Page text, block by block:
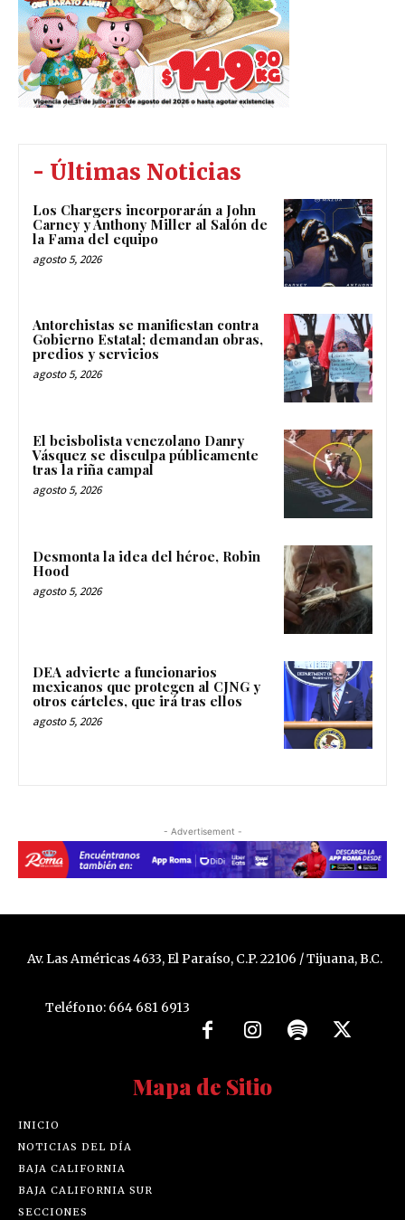
- Últimas Noticias
Los Chargers incorporarán a John
Carney y Anthony Miller al Salón de
la Fama del equipo
agosto 5, 2026
Antorchistas se manifiestan contra
Gobierno Estatal; demandan obras,
predios y servicios
agosto 5, 2026
El beisbolista venezolano Danry
Vásquez se disculpa públicamente
tras la riña campal
agosto 5, 2026
Desmonta la idea del héroe, Robin
Hood
agosto 5, 2026
DEA advierte a funcionarios
mexicanos que protegen al CJNG y
otros cárteles, que irá tras ellos
agosto 5, 2026
- Advertisement -
Av. Las Américas 4633, El Paraíso, C.P. 22106 / Tijuana, B.C.
Teléfono: 664 681 6913
Mapa de Sitio
INICIO
NOTICIAS DEL DÍA
BAJA CALIFORNIA
BAJA CALIFORNIA SUR
SECCIONES